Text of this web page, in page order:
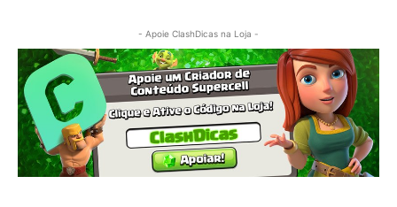
- Apoie ClashDicas na Loja -